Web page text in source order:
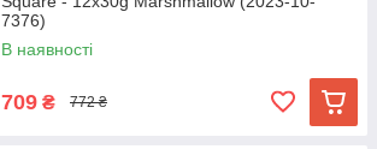
7376)
В наявності
709 ₴ 772 ₴